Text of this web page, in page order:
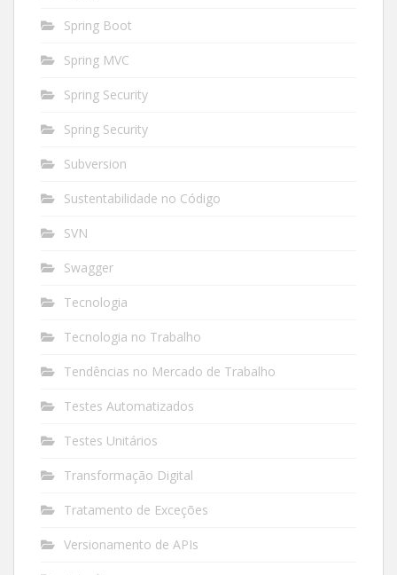
Spring Boot
Spring MVC
Spring Security
Spring Security
Subversion
Sustentabilidade no Código
SVN
Swagger
Tecnologia
Tecnologia no Trabalho
Tendências no Mercado de Trabalho
Testes Automatizados
Testes Unitários
Transformação Digital
Tratamento de Exceções
Versionamento de APIs